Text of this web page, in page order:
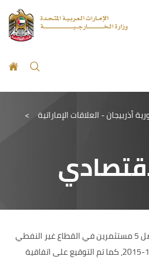
أذربيجان - العلاقات الإماراتية >
تعد دولة الإمارات من بين أفضل 5 مستثمرين في القطاع غير النفطي
في أذربيجان خلال الفترة 1995-2015، كما تم التوقيع على اتفاقية